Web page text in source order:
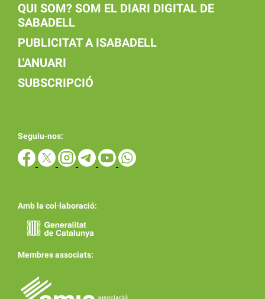
QUI SOM? SOM EL DIARI DIGITAL DE
SABADELL
PUBLICITAT A ISABADELL
L'ANUARI
SUBSCRIPCIÓ
Seguiu-nos:
Amb la col·laboració:
Membres associats: